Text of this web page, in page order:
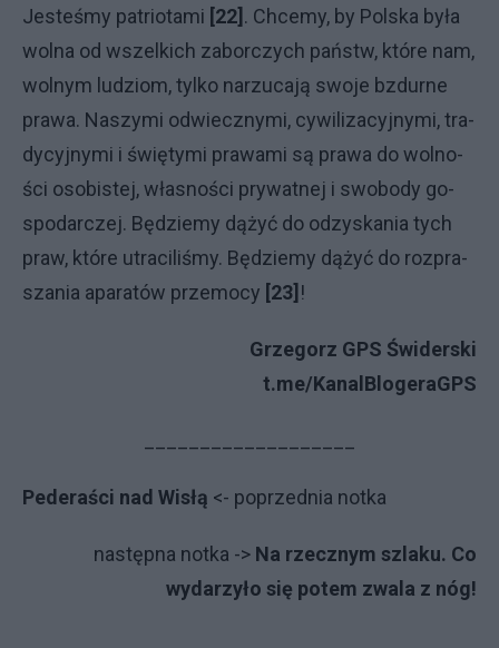
Je­ste­śmy pa­trio­ta­mi [22] . Chce­my, by Pol­ska by­ła
wol­na od wszel­ki­ch zaborczych pań­stw, któ­re nam,
wol­nym lu­dziom, tyl­ko na­rzu­ca­ją swo­je bzdur­ne
pra­wa. Na­szy­mi od­wiecz­ny­mi, cy­wi­li­za­cyj­ny­mi, tra­
dy­cyj­ny­mi i świę­ty­mi pra­wa­mi są pra­wa do wol­no­
ści oso­bi­stej, wła­sno­ści pry­wat­nej i swo­bo­dy go­
spo­dar­czej. Bę­dzie­my dą­żyć do od­zy­ska­nia ty­ch
praw, któ­re utra­ci­li­śmy. Bę­dzie­my dą­żyć do roz­pra­
sza­nia apa­ra­tów prze­mo­cy [23] !
Grzegorz GPS Świderski
t.me/KanalBlogeraGPS
Pederaści nad Wisłą <- po­przed­nia not­ka
na­stęp­na not­ka -> Na rzecznym szlaku. Co
wydarzyło się potem zwala z nóg!